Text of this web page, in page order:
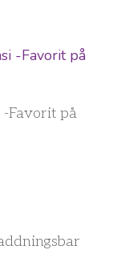
Favorit på